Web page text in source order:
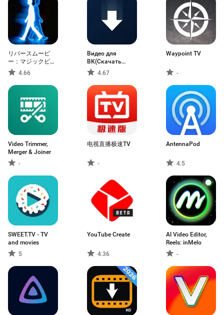
リバースムービ
ー：マジックビデ
オ
4.66
Видео для
ВК(Скачать
видео ВК)
4.67
Waypoint TV
-
Video Trimmer,
Merger & Joiner
-
电视直播极速TV
-
AntennaPod
4.5
SWEET.TV - TV
and movies
5
YouTube Create
4.36
AI Video Editor,
Reels: inMelo
-